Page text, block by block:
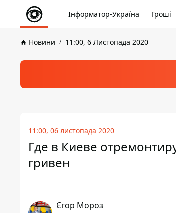
Інформатор-Україна Гроші
Новини 11:00, 6 Листопада 2020
11:00, 06 листопада 2020
Где в Киеве
гривен
Єгор Мороз